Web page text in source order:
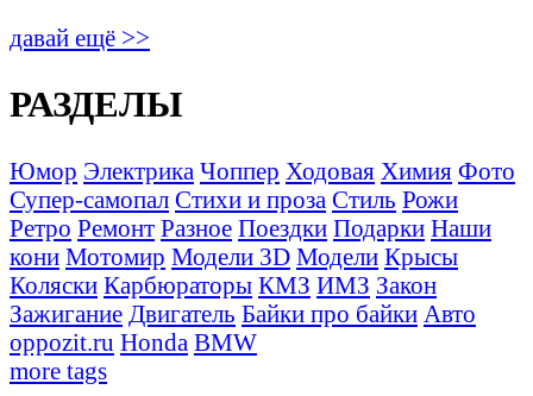
давай ещё >>
РАЗДЕЛЫ
Юмор Электрика Чоппер Ходовая Химия Фото
Супер-самопал Стихи и проза Стиль Рожи
Ретро Ремонт Разное Поездки Подарки Наши
кони Мотомир Модели 3D Модели Крысы
Коляски Карбюраторы КМЗ ИМЗ Закон
Зажигание Двигатель Байки про байки Авто
oppozit.ru Honda BMW
more tags